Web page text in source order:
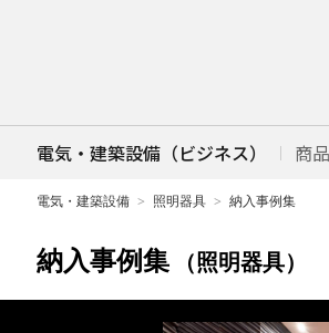
電気・建築設備（ビジネス） 商
電気・建築設備 照明器具 納入事例集
納入事例集 （照明器具）